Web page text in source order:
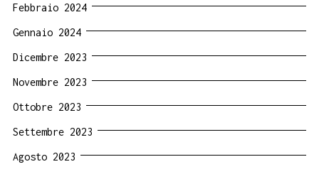
Febbraio 2024
Gennaio 2024
Dicembre 2023
Novembre 2023
Ottobre 2023
Settembre 2023
Agosto 2023